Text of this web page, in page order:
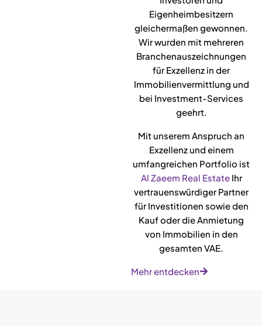
Eigenheimbesitzern
gleichermaßen gewonnen.
Wir wurden mit mehreren
Branchenauszeichnungen
für Exzellenz in der
Immobilienvermittlung und
bei Investment-Services
geehrt.
Mit unserem Anspruch an
Exzellenz und einem
umfangreichen Portfolio ist
Al Zaeem Real EstateIhr
vertrauenswürdiger Partner
für Investitionen sowie den
Kauf oder die Anmietung
von Immobilien in den
gesamten VAE.
Mehr entdecken